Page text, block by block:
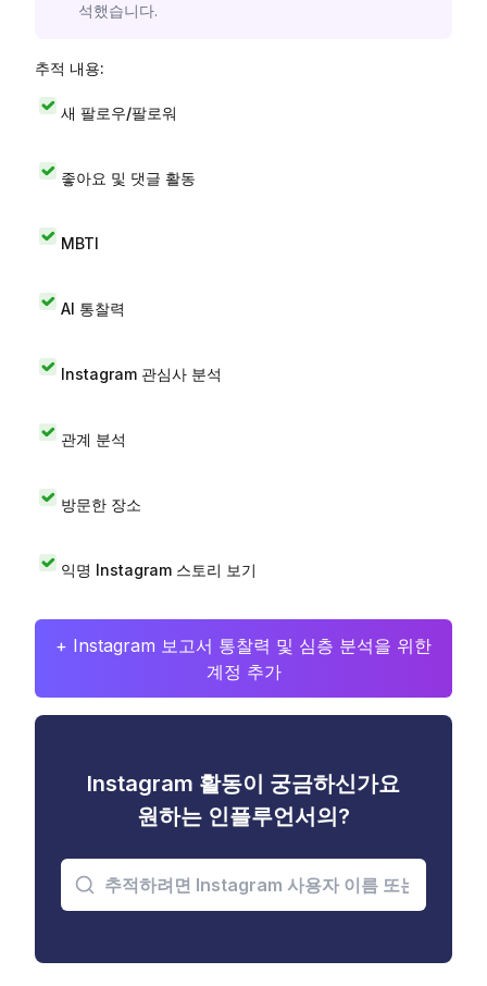
석했습니다.
추적 내용:
새 팔로우/팔로워
좋아요 및 댓글 활동
MBTI
AI 통찰력
Instagram 관심사 분석
관계 분석
방문한 장소
익명 Instagram 스토리 보기
+ Instagram 보고서 통찰력 및 심층 분석을 위한
계정 추가
Instagram 활동이 궁금하신가요
원하는 인플루언서의?